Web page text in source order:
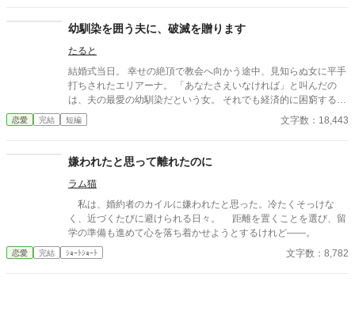
行かせてくれません。 あの、澄んだ水音の意味だけが、わたしに
は、どうしても、わからないのです。 ※二人にとっては、最初か
ら最後までハッピーエンドです。 ※ほの暗いホラー風味（未来を
視る公子の、静かで一途な執着）がありますが、ヒロインは絶対
に傷つかず、幼馴染に深く愛されて幸せなままの物語です。幽霊
やお化けは出ません。
幼馴染を囲う夫に、破滅を贈ります
たると
結婚式当日。 幸せの絶頂で教会へ向かう途中、見知らぬ女に平手
打ちされたエリアーナ。 「あなたさえいなければ」と叫んだの
は、夫の最愛の幼馴染だという女。 それでも経済的に困窮する実
家を救うため、エリアーナは泣き寝入りするしかなかった。
恋愛 完結 短編 文字数：18,443
嫌われたと思って離れたのに
ラム猫
私は、婚約者のカイルに嫌われたと思った。冷たくそっけな
く、近づくたびに避けられる日々。 距離を置くことを選び、留
学の準備も進めて心を落ち着かせようとするけれど——。
恋愛 完結 ｼｮｰﾄｼｮｰﾄ 文字数：8,782